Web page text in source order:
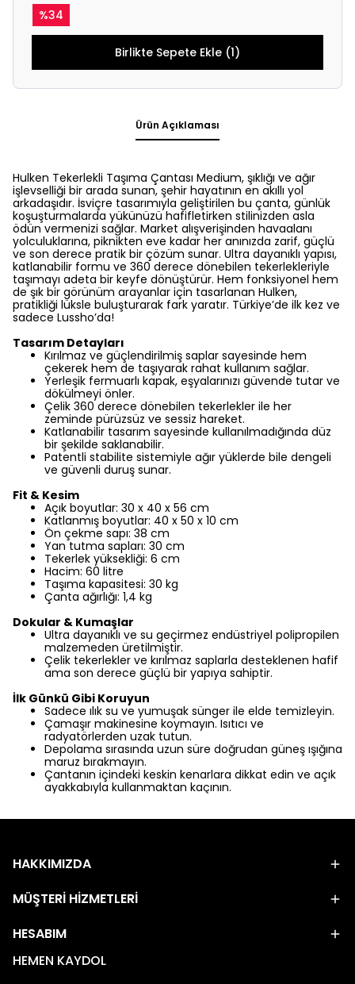
%34
Birlikte Sepete Ekle (1)
Ürün Açıklaması
Hulken Tekerlekli Taşıma Çantası Medium, şıklığı ve ağır
işlevselliği bir arada sunan, şehir hayatının en akıllı yol
arkadaşıdır. İsviçre tasarımıyla geliştirilen bu çanta, günlük
koşuşturmalarda yükünüzü hafifletirken stilinizden asla
ödün vermenizi sağlar. Market alışverişinden havaalanı
yolculuklarına, piknikten eve kadar her anınızda zarif, güçlü
ve son derece pratik bir çözüm sunar. Ultra dayanıklı yapısı,
katlanabilir formu ve 360 derece dönebilen tekerlekleriyle
taşımayı adeta bir keyfe dönüştürür. Hem fonksiyonel hem
de şık bir görünüm arayanlar için tasarlanan Hulken,
pratikliği lüksle buluşturarak fark yaratır. Türkiye’de ilk kez ve
sadece Lussho’da!
Tasarım Detayları
Kırılmaz ve güçlendirilmiş saplar sayesinde hem
çekerek hem de taşıyarak rahat kullanım sağlar.
Yerleşik fermuarlı kapak, eşyalarınızı güvende tutar ve
dökülmeyi önler.
Çelik 360 derece dönebilen tekerlekler ile her
zeminde pürüzsüz ve sessiz hareket.
Katlanabilir tasarım sayesinde kullanılmadığında düz
bir şekilde saklanabilir.
Patentli stabilite sistemiyle ağır yüklerde bile dengeli
ve güvenli duruş sunar.
Fit & Kesim
Açık boyutlar: 30 x 40 x 56 cm
Katlanmış boyutlar: 40 x 50 x 10 cm
Ön çekme sapı: 38 cm
Yan tutma sapları: 30 cm
Tekerlek yüksekliği: 6 cm
Hacim: 60 litre
Taşıma kapasitesi: 30 kg
Çanta ağırlığı: 1,4 kg
Dokular & Kumaşlar
Ultra dayanıklı ve su geçirmez endüstriyel polipropilen
malzemeden üretilmiştir.
Çelik tekerlekler ve kırılmaz saplarla desteklenen hafif
ama son derece güçlü bir yapıya sahiptir.
İlk Günkü Gibi Koruyun
Sadece ılık su ve yumuşak sünger ile elde temizleyin.
Çamaşır makinesine koymayın. Isıtıcı ve
radyatörlerden uzak tutun.
Depolama sırasında uzun süre doğrudan güneş ışığına
maruz bırakmayın.
Çantanın içindeki keskin kenarlara dikkat edin ve açık
ayakkabıyla kullanmaktan kaçının.
HAKKIMIZDA
MÜŞTERİ HİZMETLERİ
HESABIM
HEMEN KAYDOL